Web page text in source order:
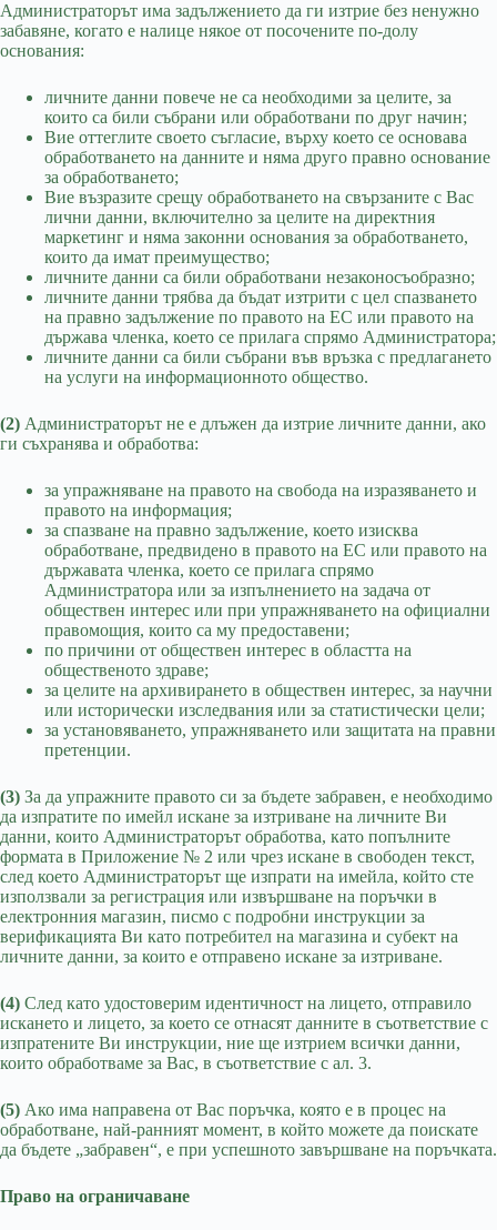
Администраторът има задължението да ги изтрие без ненужно
забавяне, когато е налице някое от посочените по-долу
основания:
личните данни повече не са необходими за целите, за
които са били събрани или обработвани по друг начин;
Вие оттеглите своето съгласие, върху което се основава
обработването на данните и няма друго правно основание
за обработването;
Вие възразите срещу обработването на свързаните с Вас
лични данни, включително за целите на директния
маркетинг и няма законни основания за обработването,
които да имат преимущество;
личните данни са били обработвани незаконосъобразно;
личните данни трябва да бъдат изтрити с цел спазването
на правно задължение по правото на ЕС или правото на
държава членка, което се прилага спрямо Администратора;
личните данни са били събрани във връзка с предлагането
на услуги на информационното общество.
(2) Администраторът не е длъжен да изтрие личните данни, ако
ги съхранява и обработва:
за упражняване на правото на свобода на изразяването и
правото на информация;
за спазване на правно задължение, което изисква
обработване, предвидено в правото на ЕС или правото на
държавата членка, което се прилага спрямо
Администратора или за изпълнението на задача от
обществен интерес или при упражняването на официални
правомощия, които са му предоставени;
по причини от обществен интерес в областта на
общественото здраве;
за целите на архивирането в обществен интерес, за научни
или исторически изследвания или за статистически цели;
за установяването, упражняването или защитата на правни
претенции.
(3) За да упражните правото си за бъдете забравен, е необходимо
да изпратите по имейл искане за изтриване на личните Ви
данни, които Администраторът обработва, като попълните
формата в Приложение № 2 или чрез искане в свободен текст,
след което Администраторът ще изпрати на имейла, който сте
използвали за регистрация или извършване на поръчки в
електронния магазин, писмо с подробни инструкции за
верификацията Ви като потребител на магазина и субект на
личните данни, за които е отправено искане за изтриване.
(4) След като удостоверим идентичност на лицето, отправило
искането и лицето, за което се отнасят данните в съответствие с
изпратените Ви инструкции, ние ще изтрием всички данни,
които обработваме за Вас, в съответствие с ал. 3.
(5) Ако има направена от Вас поръчка, която е в процес на
обработване, най-ранният момент, в който можете да поискате
да бъдете „забравен“, е при успешното завършване на поръчката.
Право на ограничаване